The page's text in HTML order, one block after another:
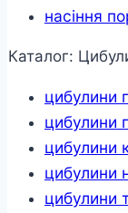
насіння
Каталог:
цибулини
цибулини
цибулини
цибулини
цибулини